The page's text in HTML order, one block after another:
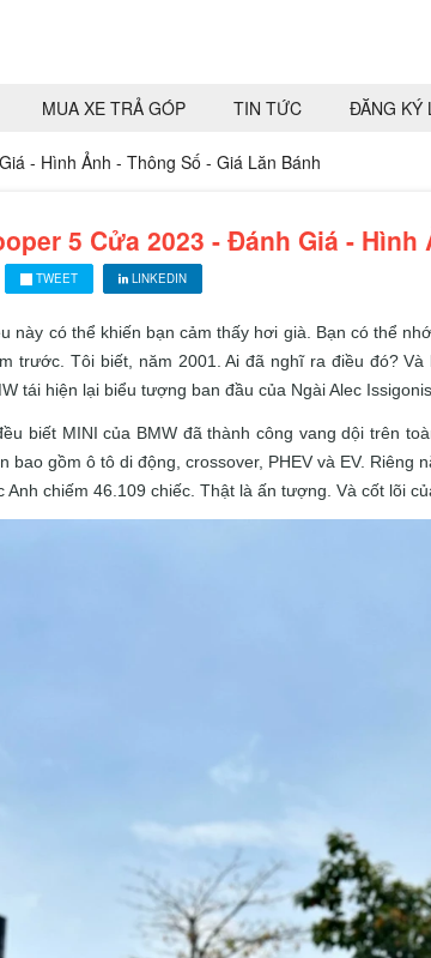
MUA XE TRẢ GÓP TIN TỨC ĐĂNG KÝ
- Hình Ảnh - Thông Số - Giá Lăn Bánh
5 Cửa 2023 - Đánh Giá -
TWEET LINKEDIN
này có thể khiến bạn cảm thấy hơi già. Bạn có thể
trước.Tôi biết, năm 2001. Ai đã nghĩ ra điều đó?Và
tái hiện lại biểu tượng ban đầu của Ngài Alec Issigonis.
biết MINI của BMW đã thành công vang dội trên
bao gồm ô tô di động, crossover, PHEV và EV. Riêng
Anh chiếm 46.109 chiếc. Thật là ấn tượng. Và cốt lõi